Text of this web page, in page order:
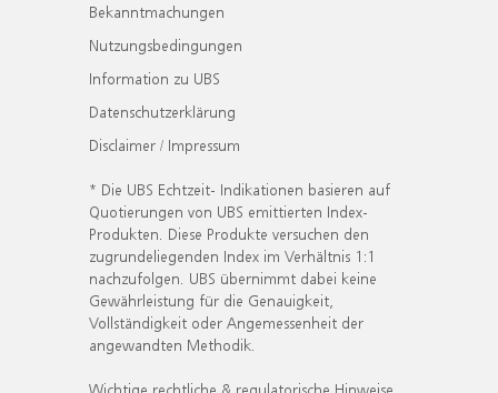
Bekanntmachungen
Nutzungsbedingungen
Information zu UBS
Datenschutzerklärung
Disclaimer / Impressum
* Die UBS Echtzeit- Indikationen basieren auf
Quotierungen von UBS emittierten Index-
Produkten. Diese Produkte versuchen den
zugrundeliegenden Index im Verhältnis 1:1
nachzufolgen. UBS übernimmt dabei keine
Gewährleistung für die Genauigkeit,
Vollständigkeit oder Angemessenheit der
angewandten Methodik.